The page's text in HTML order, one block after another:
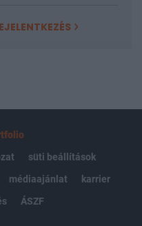
süti beállítások
médiaajánlat
karrier
ÁSZF